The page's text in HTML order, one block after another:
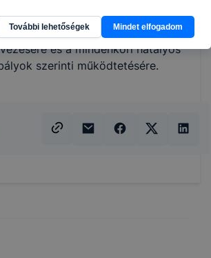
a fodrászszalon működésének
és a mindenkori hatályos
szerinti működtetésére.
További lehetőségek Mindet elfogadom